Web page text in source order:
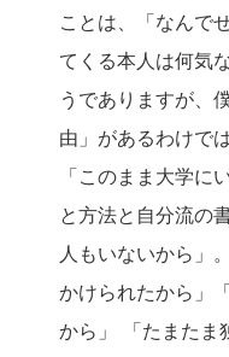
ことは、「なんで
てくる本人は何気
うでありますが、
由」があるわけで
「このまま大学
と方法と自分流の
人もいないから」
かけられたから」
から」 「たまたま